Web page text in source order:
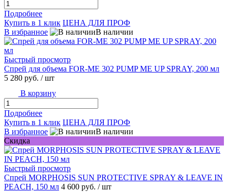
Подробнее
Купить в 1 клик ЦЕНА ДЛЯ ПРОФ
В избранное
В наличии
Быстрый просмотр
Спрей для объема FOR-ME 302 PUMP ME UP SPRAY, 200 мл
5 280 руб. / шт
В корзину
Подробнее
Купить в 1 клик ЦЕНА ДЛЯ ПРОФ
В избранное
В наличии
Скидка
Быстрый просмотр
Спрей MORPHOSIS SUN PROTECTIVE SPRAY & LEAVE IN
PEACH, 150 мл 4 600 руб. / шт